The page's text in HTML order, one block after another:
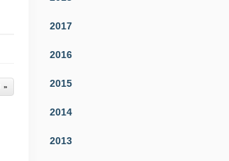
2017
2016
2015
2014
2013